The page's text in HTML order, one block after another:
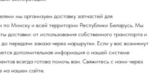
мы организуем доставку запчастей для
по Минску и всей территории Республики Беларусь. Мы
доставки: от использования собственного транспорта и
передачи заказа через маршрутки. Если у вас возникнут
дополнительная информация о нашей системе
всегда готова помочь вам. Свяжитесь с нами через
на нашем сайте.